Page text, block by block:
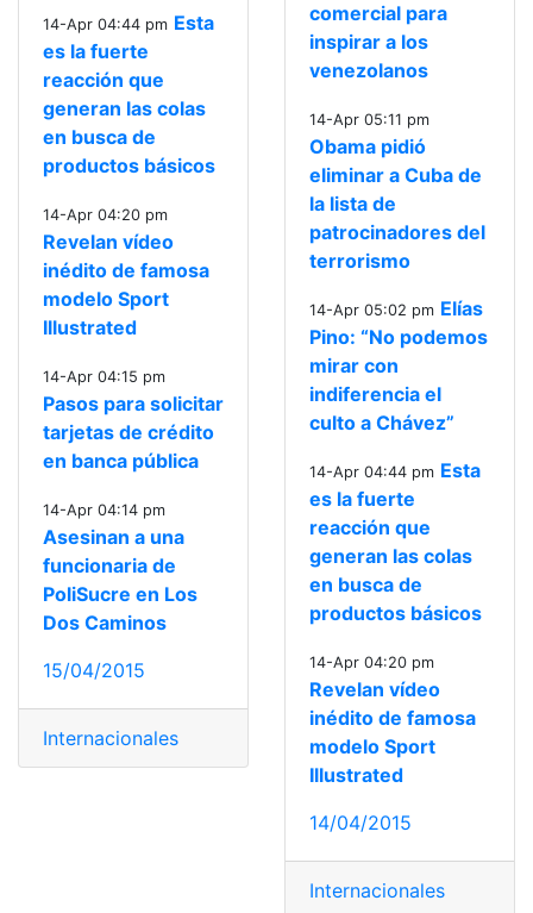
14-Apr 04:44 pm Esta
es la fuerte
reacción que
generan las colas
en busca de
productos básicos
14-Apr 04:20 pm
Revelan vídeo
inédito de famosa
modelo Sport
Illustrated
14-Apr 04:15 pm
Pasos para solicitar
tarjetas de crédito
en banca pública
14-Apr 04:14 pm
Asesinan a una
funcionaria de
PoliSucre en Los
Dos Caminos
15/04/2015
Internacionales
comercial para
inspirar a los
venezolanos
14-Apr 05:11 pm
Obama pidió
eliminar a Cuba de
la lista de
patrocinadores del
terrorismo
14-Apr 05:02 pm Elías
Pino: “No podemos
mirar con
indiferencia el
culto a Chávez”
14-Apr 04:44 pm Esta
es la fuerte
reacción que
generan las colas
en busca de
productos básicos
14-Apr 04:20 pm
Revelan vídeo
inédito de famosa
modelo Sport
Illustrated
14/04/2015
Internacionales